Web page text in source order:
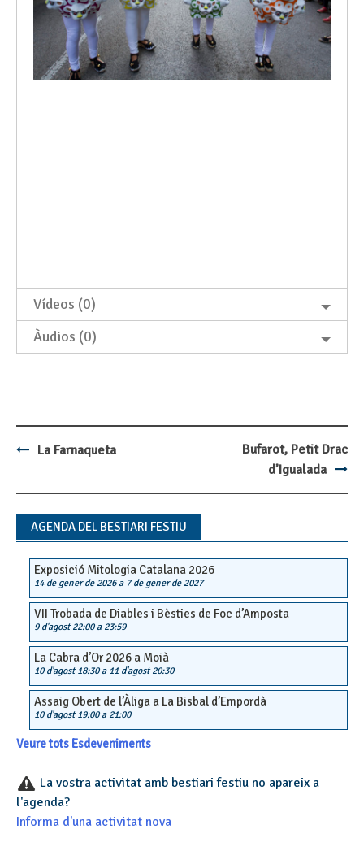
Vídeos (0)
Àudios (0)
navigation
La Farnaqueta
Bufarot, Petit Drac
d’Igualada
AGENDA DEL BESTIARI FESTIU
Exposició Mitologia Catalana 2026
14 de gener de 2026a 7 de gener de 2027
VII Trobada de Diables i Bèsties de Foc d’Amposta
9 d'agost 22:00a 23:59
La Cabra d’Or 2026 a Moià
10 d'agost 18:30a 11 d'agost 20:30
Assaig Obert de l’Àliga a La Bisbal d’Empordà
10 d'agost 19:00a 21:00
Veure tots Esdeveniments
La vostra activitat amb bestiari festiu no apareix a
l'agenda?
Informa d'una activitat nova